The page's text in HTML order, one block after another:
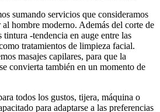
sumando servicios que consideramos
al hombre moderno. Además del corte de
-tendencia en auge entre las
tratamientos de limpieza facial.
masajes capilares, para que la
convierta también en un momento de
todos los gustos, tijera, máquina o
para adaptarse a las preferencias